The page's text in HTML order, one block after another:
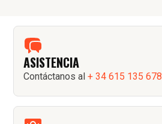
ASISTENCIA
Contáctanos al+ 34 615 135 678